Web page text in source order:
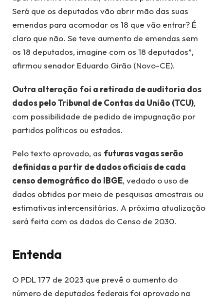
Será que os deputados vão abrir mão das suas
emendas para acomodar os 18 que vão entrar? É
claro que não. Se teve aumento de emendas sem
os 18 deputados, imagine com os 18 deputados”,
afirmou senador Eduardo Girão (Novo-CE).
Outra alteração foi a retirada de auditoria dos
dados pelo Tribunal de Contas da União (TCU),
com possibilidade de pedido de impugnação por
partidos políticos ou estados.
Pelo texto aprovado, as futuras vagas serão
definidas a partir de dados oficiais de cada
censo demográfico do IBGE, vedado o uso de
dados obtidos por meio de pesquisas amostrais ou
estimativas intercensitárias. A próxima atualização
será feita com os dados do Censo de 2030.
Entenda
O PDL 177 de 2023 que prevê o aumento do
número de deputados federais foi aprovado na